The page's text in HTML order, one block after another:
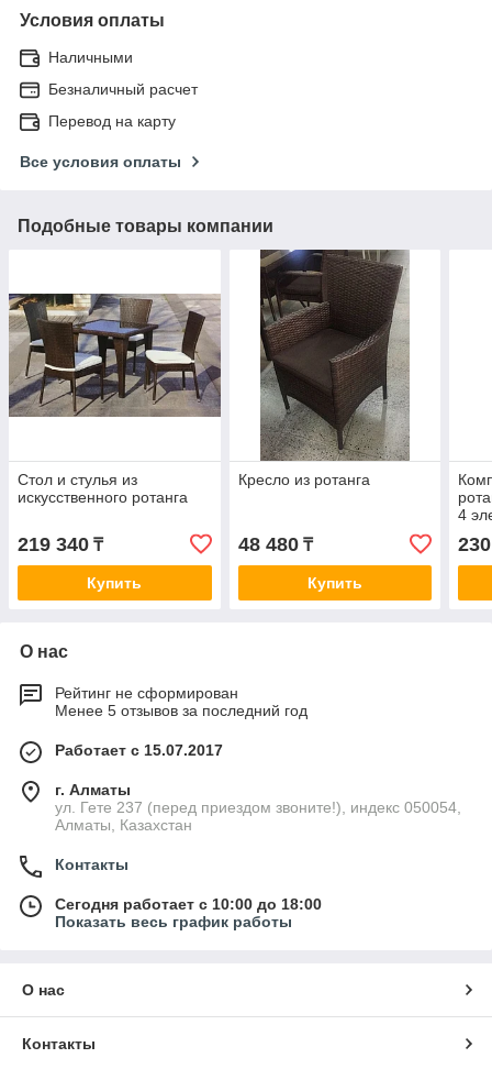
Условия оплаты
Наличными
Безналичный расчет
Перевод на карту
Все условия оплаты
Подобные товары компании
Стол и стулья из
искусственного ротанга
219 340 ₸
Купить
Кресло из ротанга
48 480₸
Купить
4
О нас
Рейтинг не сформирован
Менее 5 отзывов за последний год
Работает с 15.07.2017
г. Алматы
ул. Гете 237 (перед приездом звоните!), индекс 050054,
Алматы, Казахстан
Контакты
Сегодня работает с 10:00 до 18:00
Показать весь график работы
О нас
Контакты